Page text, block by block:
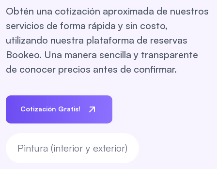
Obtén una cotización aproximada de nuestros
servicios de forma rápida y sin costo,
utilizando nuestra plataforma de reservas
Bookeo. Una manera sencilla y transparente
de conocer precios antes de confirmar.
Cotización Gratis!
Pintura (interior y exterior)